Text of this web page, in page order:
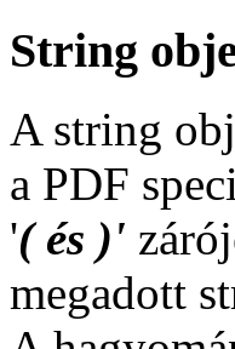
String
A string
a PDF
'( és )'
megadott